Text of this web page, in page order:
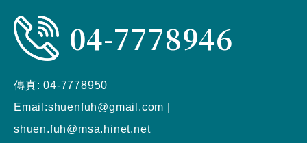
04-7778946
傳真:04-7778950
Email:shuenfuh@gmail.com
shuen.fuh@msa.hinet.net